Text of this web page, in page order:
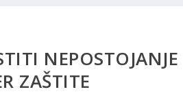
NEPOSTOJANJE
ZAŠTITE